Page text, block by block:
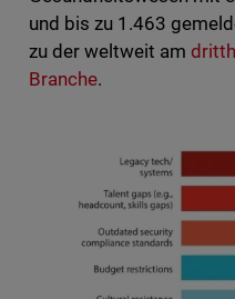
und bis zu 1.463
zu der weltweit am
Branche.